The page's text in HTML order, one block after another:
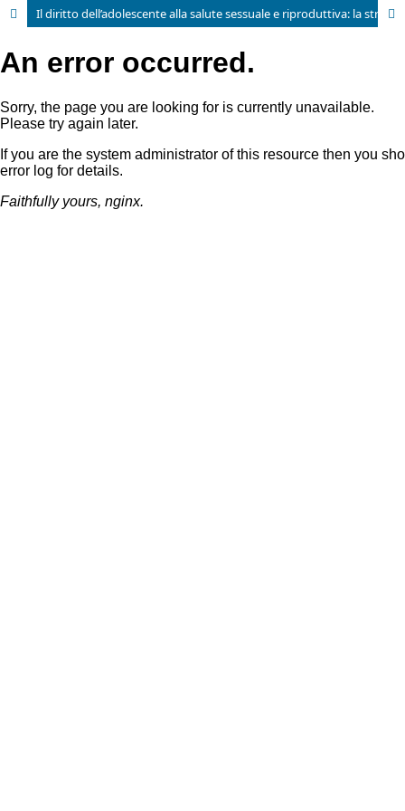
Il diritto dell’adolescente alla salute sessuale e riproduttiva: la stretta correlazione tra promozione dell’autonomia e tutela della salute